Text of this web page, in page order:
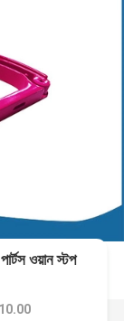
ওয়ান স্টপ